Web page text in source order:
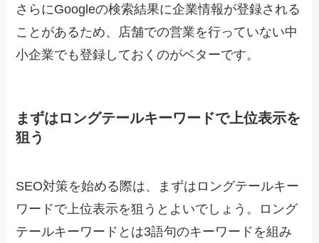
さらにGoogleの検索結果に企業情報が登録される
ことがあるため、店舗での営業を行っていない中
小企業でも登録しておくのがベターです。
まずはロングテールキーワードで上位表示を
狙う
SEO対策を始める際は、まずはロングテールキー
ワードで上位表示を狙うとよいでしょう。ロング
テールキーワードとは3語句のキーワードを組み